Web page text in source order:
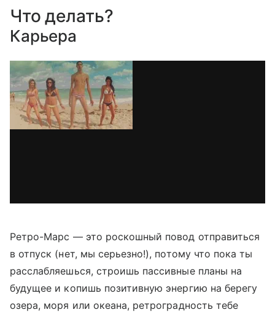
Что делать?
Карьера
Ретро-Марс — это роскошный повод отправиться
в отпуск (нет, мы серьезно!), потому что пока ты
расслабляешься, строишь пассивные планы на
будущее и копишь позитивную энергию на берегу
озера, моря или океана, ретроградность тебе